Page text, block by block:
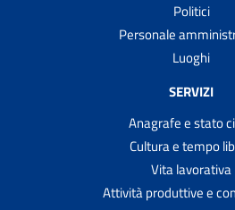
Politici
Personale
Luoghi
SERVIZI
Anagrafe e stato
Cultura e tempo
Vita lavorativa
Attività produttive e